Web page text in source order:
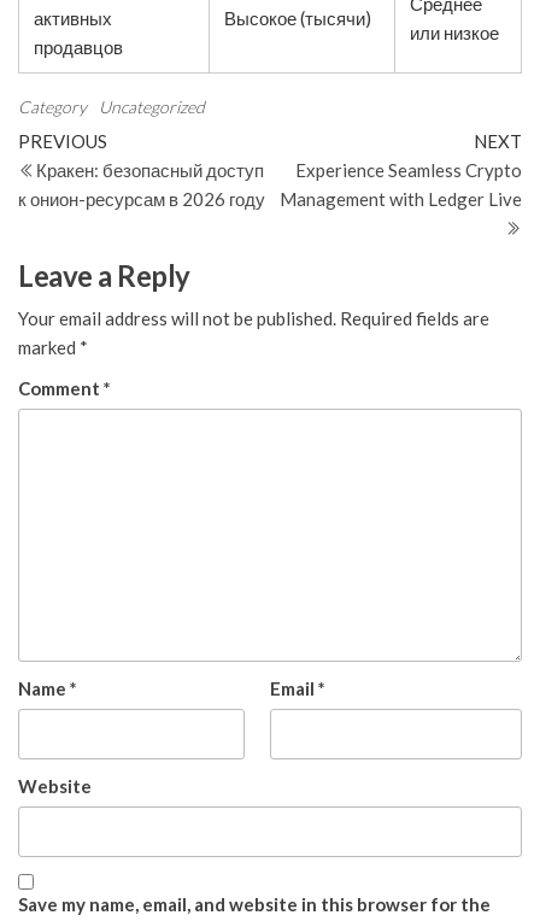
активных
продавцов
Высокое (тысячи)
или низкое
Category Uncategorized
Post
navigation
Previous
Post
PREVIOUS
Кракен: безопасный доступ
к онион-ресурсам в 2026 году
NEXT
Experience Seamless Crypto
Management with Ledger Live
Leave a Reply
Your email address will not be published. Required fields are
marked *
Comment *
Name * Email *
Website
Save my name, email, and website in this browser for the